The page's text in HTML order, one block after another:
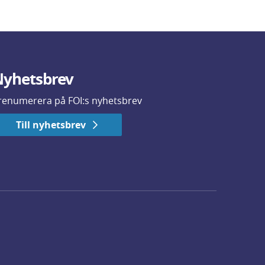
på FOI:s nyhetsbrev
Till nyhetsbrev